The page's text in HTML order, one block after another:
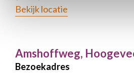
Bekijk locatie
Amshoffweg,
Bezoekadres